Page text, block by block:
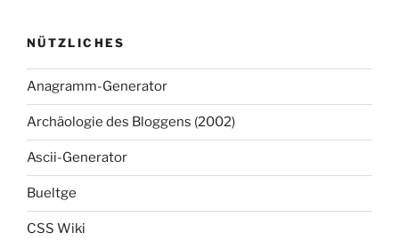
NÜTZLICHES
Anagramm-Generator
Archäologie des Bloggens (2002)
Ascii-Generator
Bueltge
CSS Wiki